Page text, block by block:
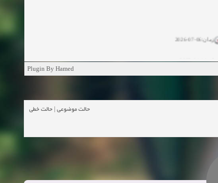
Plugin By Hamed
حالت موضوعی حالت خطی